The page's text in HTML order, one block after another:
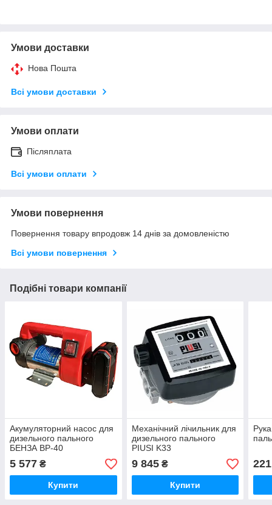
Умови доставки
Нова Пошта
Всі умови доставки
Умови оплати
Післяплата
Всі умови оплати
Умови повернення
Повернення товару впродовж 14 днів за домовленістю
Всі умови повернення
Подібні товари компанії
Акумуляторний насос для
дизельного пального
БЕНЗА BP-40
5 577 ₴
Купити
Механічний лічильник для
дизельного пального
PIUSI K33
9 845₴
Купити
221